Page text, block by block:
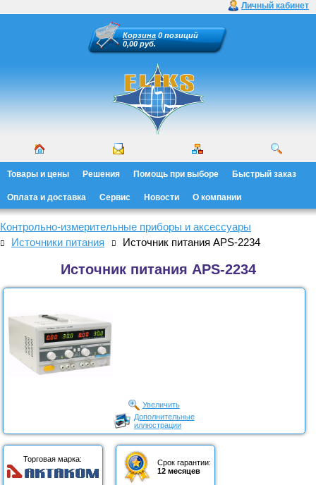
Личный кабинет
Корзина 0 позиций
0,00 руб.
Товары и цены Решения Помощь при выборе Быстрый заказ
Оплата и доставка Сервис Новости О компании
Контрольно-измерительные приборы и аксессуары
Источники питания
Источник питания APS-2234
Источник питания APS-2234
Увеличить
Дополнительные
иллюстрации
Торговая марка:
Срок гарантии:
12 месяцев